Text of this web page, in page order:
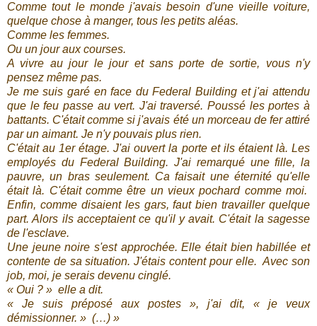
Comme tout le monde j'avais besoin d'une vieille voiture,
quelque chose à manger, tous les petits aléas.
Comme les femmes.
Ou un jour aux courses.
A vivre au jour le jour et sans porte de sortie, vous n'y
pensez même pas.
Je me suis garé en face du Federal Building et j'ai attendu
que le feu passe au vert. J'ai traversé. Poussé les portes à
battants. C'était comme si j'avais été un morceau de fer attiré
par un aimant. Je n'y pouvais plus rien.
C'était au 1er étage. J'ai ouvert la porte et ils étaient là. Les
employés du Federal Building. J'ai remarqué une fille, la
pauvre, un bras seulement. Ca faisait une éternité qu'elle
était là. C'était comme être un vieux pochard comme moi.
Enfin, comme disaient les gars, faut bien travailler quelque
part. Alors ils acceptaient ce qu'il y avait. C'était la sagesse
de l'esclave.
Une jeune noire s'est approchée. Elle était bien habillée et
contente de sa situation. J'étais content pour elle. Avec son
job, moi, je serais devenu cinglé.
« Oui ? » elle a dit.
« Je suis préposé aux postes », j'ai dit, « je veux
démissionner. » (…) »